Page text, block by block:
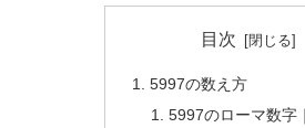
目次
5997の数え方
5997のローマ数字